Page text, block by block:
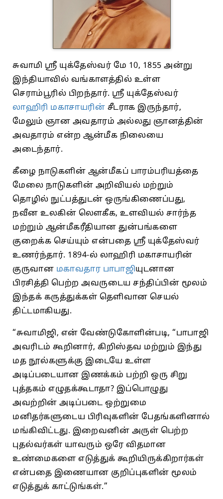
சுவாமி ஸ்ரீ யுக்தேஸ்வர் மே 10, 1855 அன்று
இந்தியாவில் வங்காளத்தில் உள்ள
செராம்பூரில் பிறந்தார். ஸ்ரீ யுக்தேஸ்வர்
லாஹிரி மகாசாயரின் சீடராக இருந்தார்,
மேலும் ஞான அவதாரம் அல்லது ஞானத்தின்
அவதாரம் என்ற ஆன்மீக நிலையை
அடைந்தார்.
கீழை நாடுகளின் ஆன்மீகப் பாரம்பரியத்தை
மேலை நாடுகளின் அறிவியல் மற்றும்
தொழில் நுட்பத்துடன் ஒருங்கிணைப்பது,
நவீன உலகின் லௌகீக, உளவியல் சார்ந்த
மற்றும் ஆன்மீகரீதியான துன்பங்களை
குறைக்க செய்யும் என்பதை ஸ்ரீ யுக்தேஸ்வர்
உணர்ந்தார். 1894-ல் லாஹிரி மகாசாயரின்
குருவான மகாவதார பாபாஜியுடனான
பிரசித்தி பெற்ற அவருடைய சந்திப்பின் மூலம்
இந்தக் கருத்துக்கள் தெளிவான செயல்
திட்டமாகியது.
“சுவாமிஜி, என் வேண்டுகோளின்படி, “பாபாஜி
அவரிடம் கூறினார், கிறிஸ்தவ மற்றும் இந்து
மத நூல்களுக்கு இடையே உள்ள
அடிப்படையான இணக்கம் பற்றி ஒரு சிறு
புத்தகம் எழுதக்கூடாதா? இப்பொழுது
அவற்றின் அடிப்படை ஒற்றுமை
மனிதர்களுடைய பிரிவுகளின் பேதங்களினால்
மங்கிவிட்டது. இறைவனின் அருள் பெற்ற
புதல்வர்கள் யாவரும் ஒரே விதமான
உண்மைகளை எடுத்துக் கூறியிருக்கிறார்கள்
என்பதை இணையான குறிப்புகளின் மூலம்
எடுத்துக் காட்டுங்கள்.”